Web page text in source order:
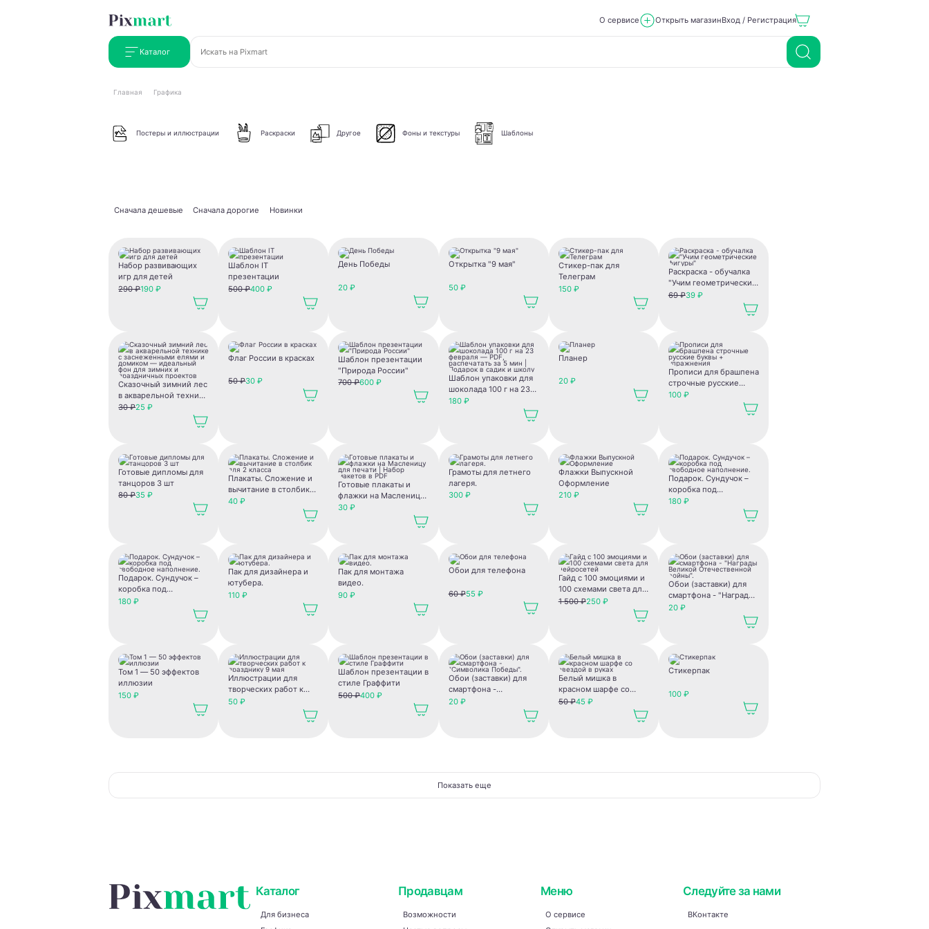
О сервисе Открыть магазинВход / Регистрация
Каталог
Главная Графика
Постеры и иллюстрации Раскраски Другое Фоны и текстуры Шаблоны
Сначала дешевые Сначала дорогие Новинки
Набор развивающих
игр для детей
290 ₽190 ₽
Шаблон IT
презентации
500 ₽400 ₽
День Победы
20 ₽
Открытка "9 мая"
50 ₽
Стикер-пак для
Телеграм
150 ₽
Раскраска - обучалка
"Учим геометрические
фигуры"
69 ₽39 ₽
Сказочный зимний лес
в акварельной технике
с заснеженными
елями и домиком —
30 ₽25 ₽
Флаг России в красках
50 ₽30 ₽
Шаблон презентации
"Природа России"
700 ₽600 ₽
Шаблон упаковки для
шоколада 100 г на 23
февраля — PDF,
распечатать за 5 мин |
180 ₽
Планер
20 ₽
Прописи для брашпена
строчные русские
буквы + упражнения
100 ₽
Готовые дипломы для
танцоров 3 шт
80 ₽35 ₽
Плакаты. Сложение и
вычитание в столбик
для 2 класса
40 ₽
Готовые плакаты и
флажки на Масленицу
для печати | Набор
30 ₽
Грамоты для летнего
лагеря.
300 ₽
Флажки Выпускной
Оформление
210 ₽
Подарок. Сундучок –
коробка под
свободное
180 ₽
Подарок. Сундучок –
коробка под
свободное
180 ₽
Пак для дизайнера и
ютубера.
110 ₽
Пак для монтажа
видео.
90 ₽
Обои для телефона
60 ₽55 ₽
Гайд с 100 эмоциями и
100 схемами света для
нейросетей
1 500 ₽250 ₽
Обои (заставки) для
смартфона - "Награды
Великой
20 ₽
Том 1 — 50 эффектов
иллюзии
150 ₽
Иллюстрации для
творческих работ к
празднику 9 мая
50 ₽
Шаблон презентации в
стиле Граффити
500 ₽400 ₽
Обои (заставки) для
смартфона -
"Символика Победы".
20 ₽
Белый мишка в
красном шарфе со
звездой в руках
50 ₽45 ₽
Стикерпак
100 ₽
Показать еще
Каталог
Для бизнеса
Продавцам
Возможности
Меню
О сервисе
Следуйте за нами
ВКонтакте